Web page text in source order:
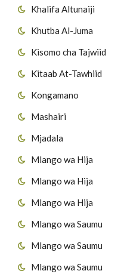
Khalifa Altunaiji
Khutba Al-Juma
Kisomo cha Tajwiid
Kitaab At-Tawhiid
Kongamano
Mashairi
Mjadala
Mlango wa Hija
Mlango wa Hija
Mlango wa Hija
Mlango wa Saumu
Mlango wa Saumu
Mlango wa Saumu